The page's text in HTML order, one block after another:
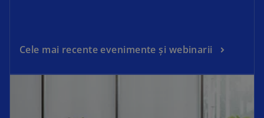
Cele mai recente evenimente și webinarii